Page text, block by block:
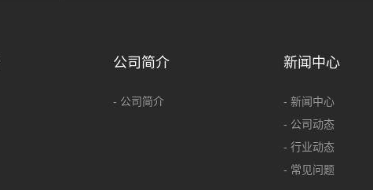
公司简介
- 公司简介
新闻中心
- 新闻中心
- 公司动态
- 行业动态
- 常见问题